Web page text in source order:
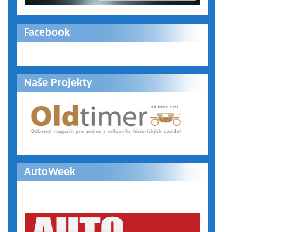
Facebook
Naše Projekty
AutoWeek